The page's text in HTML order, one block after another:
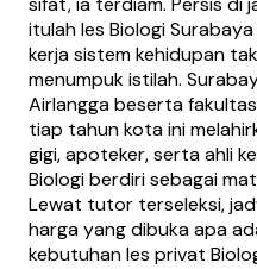
itulah les Biologi
kerja sistem kehidupan
menumpuk istilah.
Airlangga beserta
tiap tahun kota ini
gigi, apoteker, serta ahli
Biologi berdiri sebagai
Lewat tutor terseleksi,
harga yang dibuka apa
kebutuhan les privat